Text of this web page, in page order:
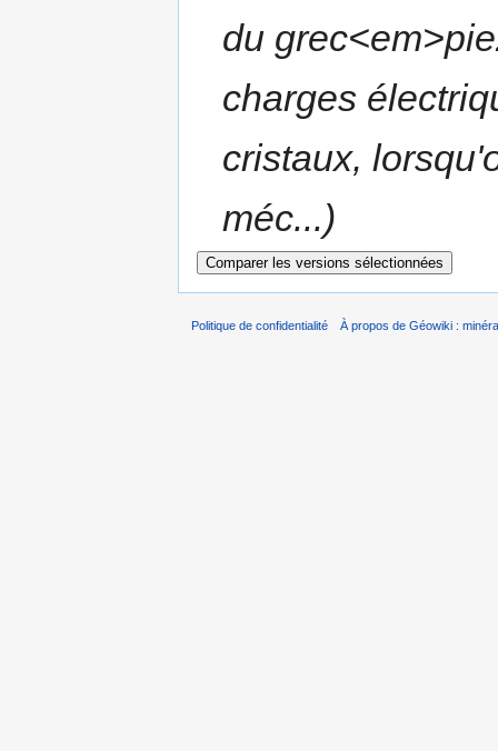
du
charges
cristaux,
méc...)
Politique de confidentialité À propos de Géowiki :